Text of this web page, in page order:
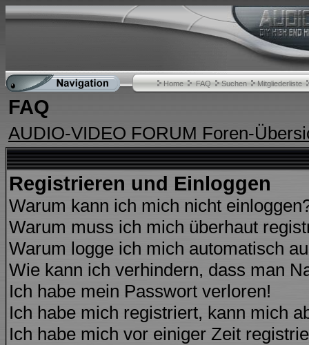
Home FAQ Suchen Mitgliederliste
FAQ
AUDIO-VIDEO FORUM Foren-
Registrieren und Einloggen
Warum kann ich mich nicht
Warum muss ich mich überhaut
Warum logge ich mich automatisch
Wie kann ich verhindern, dass man
Ich habe mein Passwort verloren!
Ich habe mich registriert, kann mich
Ich habe mich vor einiger Zeit